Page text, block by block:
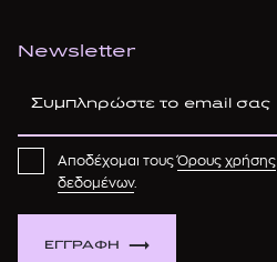
Newsletter
ΕΓΓΡΑΦΗ
Αποδέχομαι τουςΌρους χρήσης
δεδομένων.